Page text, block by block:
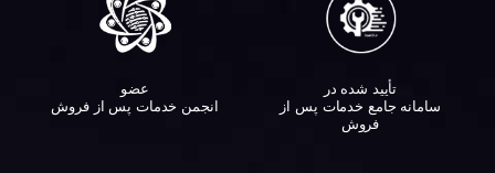
تأیید شده در
سامانه جامع خدمات پس از
فروش
عضو
انجمن خدمات پس از فروش